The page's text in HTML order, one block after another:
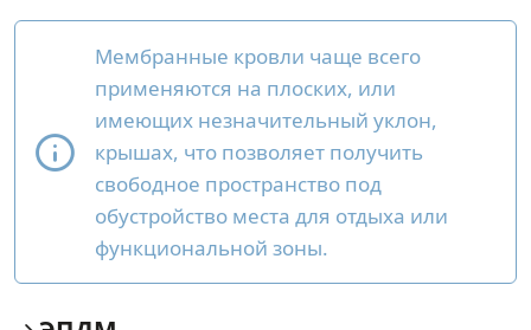
Мембранные кровли чаще всего
применяются на плоских, или
имеющих незначительный уклон,
крышах, что позволяет получить
свободное пространство под
обустройство места для отдыха или
функциональной зоны.